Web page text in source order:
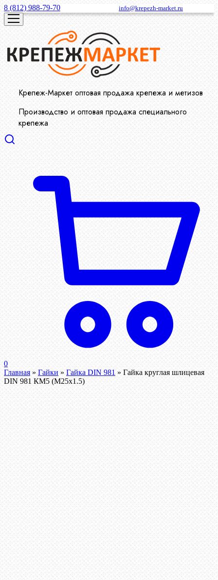
8 (812) 988-79-70 info@krepezh-market.ru
Крепеж-Маркет оптовая продажа крепежа и метизов
Производство и оптовая продажа специального
крепежа
0
Главная » Гайки » Гайка DIN 981 » Гайка круглая шлицевая
DIN 981 КМ5 (М25х1.5)